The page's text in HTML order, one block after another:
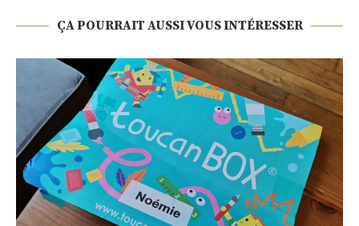
ÇA POURRAIT AUSSI VOUS INTÉRESSER